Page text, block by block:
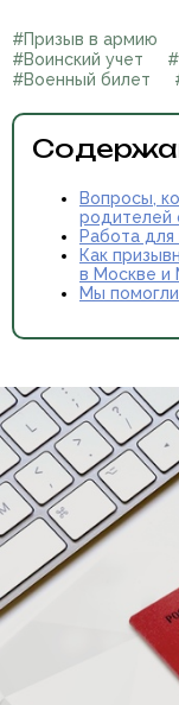
#Призыв в армию
#Воинский учет
#Военный билет
Вопросы,
родителей
Работа для
Как
в Москве и
Мы помогли